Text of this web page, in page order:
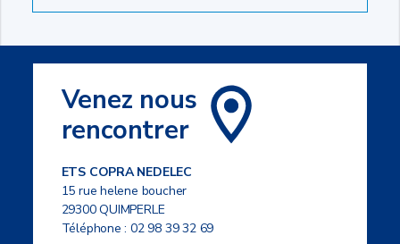
Venez nous
rencontrer
ETS COPRA NEDELEC
15 rue helene boucher
29300 QUIMPERLE
Téléphone :02 98 39 32 69